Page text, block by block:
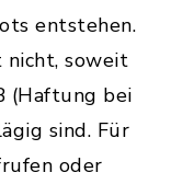
entstehen.
nicht, soweit
(Haftung bei
sind. Für
oder